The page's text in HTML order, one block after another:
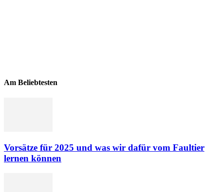
Am Beliebtesten
Vorsätze für 2025 und was wir dafür vom Faultier
lernen können